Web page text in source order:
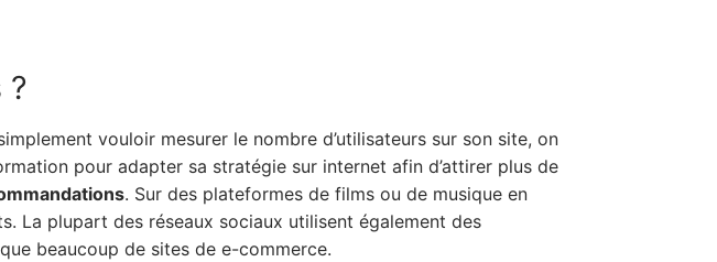
?
vouloir mesurer le nombre d’utilisateurs sur son site, on
pour adapter sa stratégie sur internet afin d’attirer plus de
. Sur des plateformes de films ou de musique en
La plupart des réseaux sociaux utilisent également des
beaucoup de sites de e-commerce.